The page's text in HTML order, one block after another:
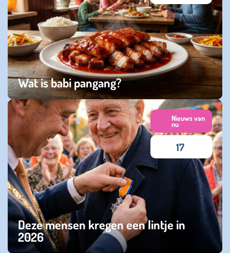
Wat is babi pangang?
dinsdag 14 juli 2026
Deze mensen kregen een lintje in
2026
Nieuws van
nu
17